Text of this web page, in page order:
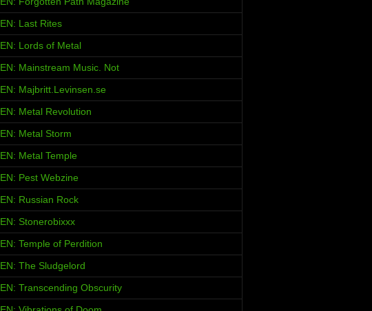
EN: Last Rites
EN: Lords of Metal
EN: Mainstream Music. Not
EN: Majbritt.Levinsen.se
EN: Metal Revolution
EN: Metal Storm
EN: Metal Temple
EN: Pest Webzine
EN: Russian Rock
EN: Stonerobixxx
EN: Temple of Perdition
EN: The Sludgelord
EN: Transcending Obscurity